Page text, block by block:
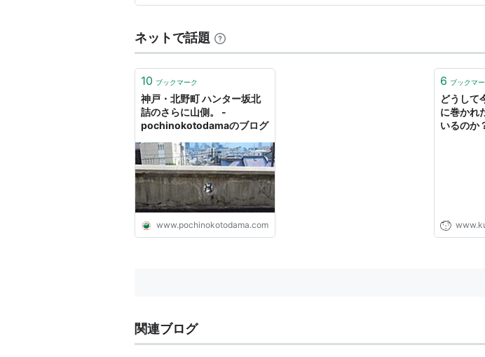
ともに民芸やおもちゃにも焦点をあてる。住まいは神戸市…
ネットで話題
10 ブックマーク
神戸・北野町 ハンター坂北
詰のさらに山側。 -
pochinokotodamaのブログ
www.pochinokotodama.com
6 ブックマ
どうして
に巻かれ
いるのか
関連ブログ